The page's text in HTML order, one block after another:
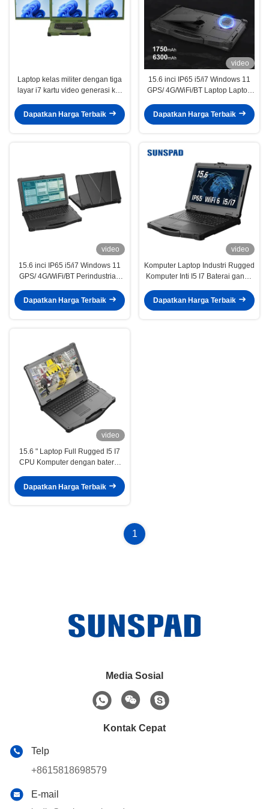
Laptop kelas militer dengan tiga
layar i7 kartu video generasi ke-
Dapatkan Harga Terbaik
video
15.6 inci IP65 i5/i7 Windows 11
GPS/ 4G/WiFi/BT Laptop Laptop
Dapatkan Harga Terbaik
video
15.6 inci IP65 i5/i7 Windows 11
GPS/ 4G/WiFi/BT Perindustrian
Komputer
Dapatkan Harga Terbaik
video
Komputer Laptop Industri Rugged
Komputer Inti I5 I7 Baterai ganda
Komputer Militer
Dapatkan Harga Terbaik
video
15.6 " Laptop Full Rugged I5 I7
CPU Komputer dengan baterai
militer rugged
Dapatkan Harga Terbaik
1
Media Sosial
Kontak Cepat
Telp
+8615818698579
E-mail